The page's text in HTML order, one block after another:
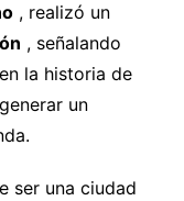
, realizó un
, señalando
la historia de
un
ser una ciudad